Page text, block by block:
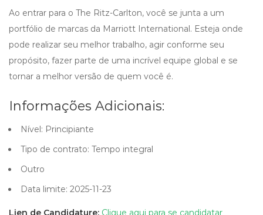
Ao entrar para o The Ritz-Carlton, você se junta a um
portfólio de marcas da Marriott International. Esteja onde
pode realizar seu melhor trabalho, agir conforme seu
propósito, fazer parte de uma incrível equipe global e se
tornar a melhor versão de quem você é.
Informações Adicionais:
Nível: Principiante
Tipo de contrato: Tempo integral
Outro
Data limite: 2025-11-23
Lien de Candidature: Clique aqui para se candidatar